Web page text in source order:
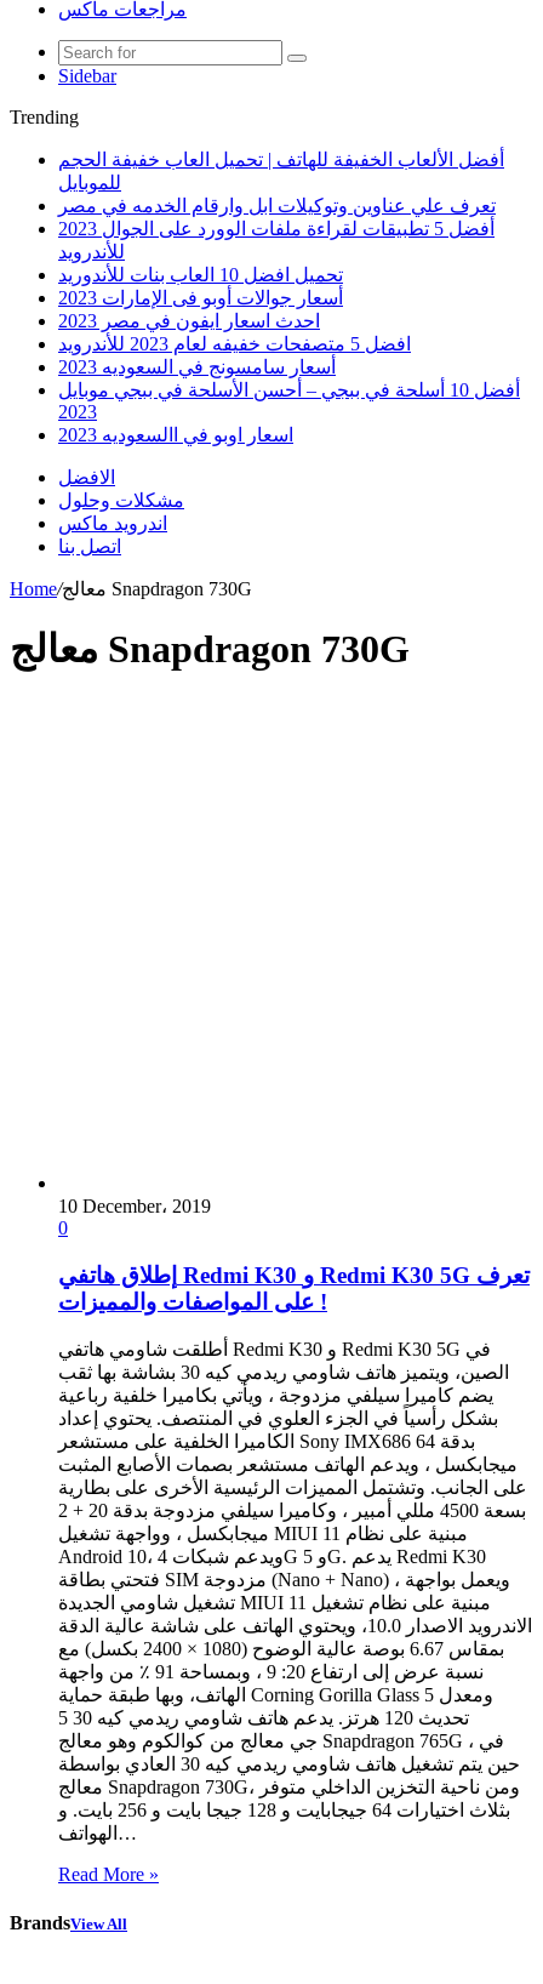
مراجعات ماكس
Sidebar
Trending
أفضل الألعاب الخفيفة للهاتف | تحميل العاب خفيفة الحجم
للموبايل
تعرف علي عناوين وتوكيلات ابل وارقام الخدمه في مصر
أفضل 5 تطبيقات لقراءة ملفات الوورد على الجوال 2023
للأندرويد
تحميل افضل 10 العاب بنات للأندوريد
أسعار جوالات أوبو فى الإمارات 2023
احدث اسعار ايفون في مصر 2023
افضل 5 متصفحات خفيفه لعام 2023 للأندرويد
أسعار سامسونج في السعوديه 2023
أفضل 10 أسلحة في ببجي – أحسن الأسلحة في ببجي موبايل
2023
اسعار اوبو في االسعوديه 2023
الافضل
مشكلات وحلول
اندرويد ماكس
اتصل بنا
Home/ معالج Snapdragon 730G
معالج Snapdragon 730G
10 December، 2019
0
إطلاق هاتفي Redmi K30 و Redmi K30 5G تعرف
على المواصفات والمميزات !
أطلقت شاومي هاتفي Redmi K30 و Redmi K30 5G في
الصين، ويتميز هاتف شاومي ريدمي كيه 30 بشاشة بها ثقب
يضم كاميرا سيلفي مزدوجة ، ويأتي بكاميرا خلفية رباعية
بشكل رأسياً في الجزء العلوي في المنتصف. يحتوي إعداد
الكاميرا الخلفية على مستشعر Sony IMX686 بدقة 64
ميجابكسل ، ويدعم الهاتف مستشعر بصمات الأصابع المثبت
على الجانب. وتشتمل المميزات الرئيسية الأخرى على بطارية
بسعة 4500 مللي أمبير ، وكاميرا سيلفي مزدوجة بدقة 20 + 2
ميجابكسل ، وواجهة تشغيل MIUI 11 مبنية على نظام
Android 10، ويدعم شبكات 4G و 5G. يدعم Redmi K30
فتحتي بطاقة SIM مزدوجة (Nano + Nano) ، ويعمل بواجهة
تشغيل شاومي الجديدة MIUI 11 مبنية على نظام تشغيل
الاندرويد الاصدار 10.0، ويحتوي الهاتف على شاشة عالية الدقة
بمقاس 6.67 بوصة عالية الوضوح (1080 × 2400 بكسل) مع
نسبة عرض إلى ارتفاع 20: 9 ، وبمساحة 91 ٪ من واجهة
الهاتف، وبها طبقة حماية Corning Gorilla Glass 5 ومعدل
تحديث 120 هرتز. يدعم هاتف شاومي ريدمي كيه 30 5
جي معالج من كوالكوم وهو معالج Snapdragon 765G ، في
حين يتم تشغيل هاتف شاومي ريدمي كيه 30 العادي بواسطة
معالج Snapdragon 730G، ومن ناحية التخزين الداخلي متوفر
بثلاث اختيارات 64 جيجابايت و 128 جيجا بايت و 256 بايت. و
الهواتف…
Read More »
BrandsView All